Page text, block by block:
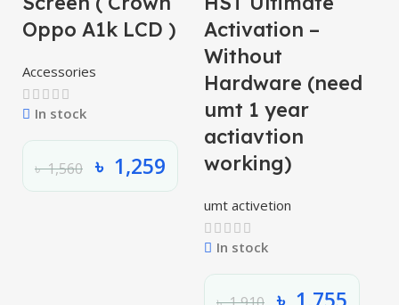
Oppo A1k LCD )
Accessories
In stock
৳1,560 ৳ 1,259
Activation –
Without
Hardware (need
umt 1 year
actiavtion
working)
umt activetion
In stock